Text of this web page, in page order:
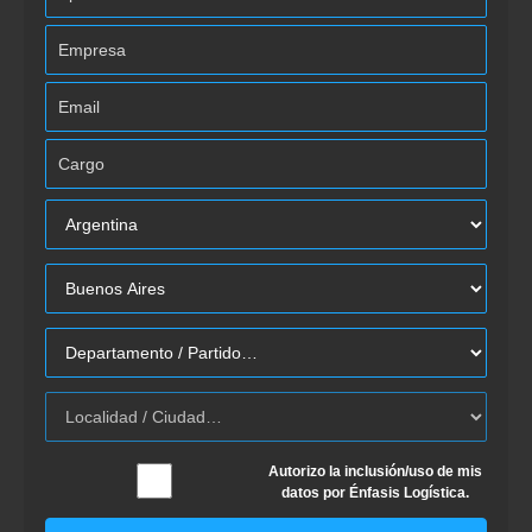
Autorizo la inclusión/uso de mis
datos por Énfasis Logística.